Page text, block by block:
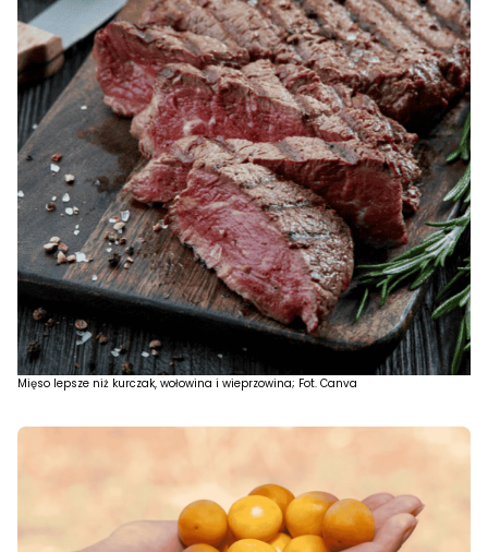
Mięso lepsze niż kurczak, wołowina i wieprzowina; Fot. Canva